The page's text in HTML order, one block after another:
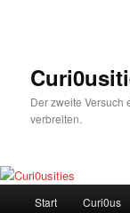
Der zweite Versuch
verbreiten.
Start Curi0us